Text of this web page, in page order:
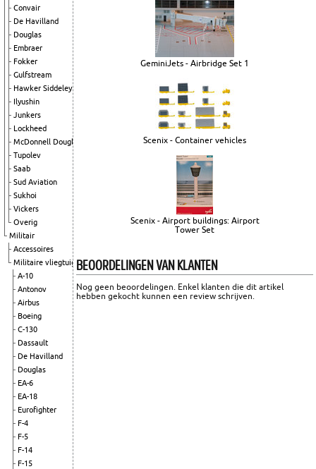
Convair
De Havilland
Douglas
Embraer
Fokker
Gulfstream
Hawker Siddeley
Ilyushin
Junkers
Lockheed
McDonnell Douglas
Tupolev
Saab
Sud Aviation
Sukhoi
Vickers
Overig
Militair
Accessoires
Militaire vliegtuigen
A-10
Antonov
Airbus
Boeing
C-130
Dassault
De Havilland
Douglas
EA-6
EA-18
Eurofighter
F-4
F-5
F-14
F-15
GeminiJets - Airbridge Set 1
Scenix - Container vehicles
Scenix - Airport buildings: Airport
Tower Set
BEOORDELINGEN VAN KLANTEN
Nog geen beoordelingen. Enkel klanten die dit artikel
hebben gekocht kunnen een review schrijven.